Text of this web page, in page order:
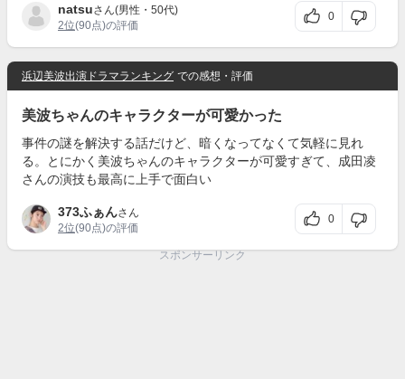
natsuさん(男性・50代)
2位(90点)の評価
0
浜辺美波出演ドラマランキング での感想・評価
美波ちゃんのキャラクターが可愛かった
事件の謎を解決する話だけど、暗くなってなくて気軽に見れ
る。とにかく美波ちゃんのキャラクターが可愛すぎて、成田凌
さんの演技も最高に上手で面白い
373ふぁんさん
2位(90点)の評価
0
スポンサーリンク